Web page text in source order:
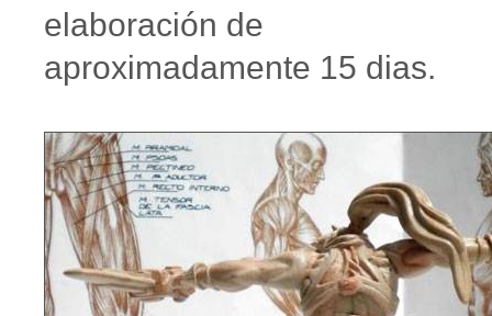
elaboración de
aproximadamente 15 dias.